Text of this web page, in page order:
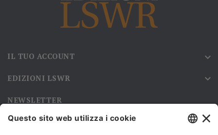
IL TUO ACCOUNT 
EDIZIONI LSWR 
NEWSLETTER
Iscriviti alla nostra newsletter e rimani sempre aggiornato sulle